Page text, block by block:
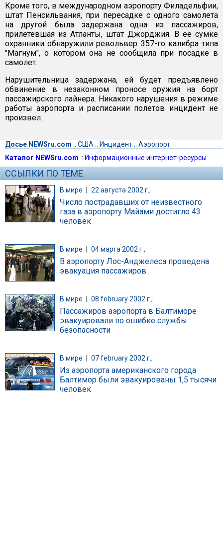
Кроме того, в международном аэропорту Филадельфии,
штат Пенсильвания, при пересадке с одного самолета
на другой была задержана одна из пассажиров,
прилетевшая из Атланты, штат Джорджия. В ее сумке
охранники обнаружили револьвер 357-го калибра типа
"Магнум", о котором она не сообщила при посадке в
самолет.
Нарушительница задержана, ей будет предъявлено
обвинение в незаконном проносе оружия на борт
пассажирского лайнера. Никакого нарушения в режиме
работы аэропорта и расписании полетов инцидент не
произвел.
Досье NEWSru.com :: США :: Инцидент:: Аэропорт
Каталог NEWSru.com :: Информационные интернет-ресурсы
ССЫЛКИ ПО ТЕМЕ
В мире | 22 августа 2002 г.,
Число пострадавших от неизвестного
газа в аэропорту Майами достигло 43
человек
В мире 04 марта 2002 г.,
В аэропорту Лос-Анджелеса проведена
эвакуация пассажиров
В мире 08 february 2002 г.,
Пассажиров аэропорта в Балтиморе
эвакуировали по ошибке службы
безопасности
В мире 07 february 2002 г.,
Из аэропорта американского города
Балтимор были эвакуированы 1,5 тысячи
человек